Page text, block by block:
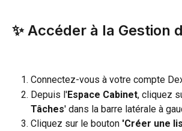
✨ Accéder à la Gestion
Connectez-vous à votre compte
Depuis l'Espace Cabinet, cliquez
Tâches' dans la barre latérale à
Cliquez sur le bouton 'Créer une